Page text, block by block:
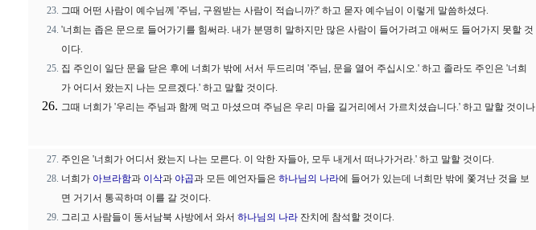
그때 어떤 사람이 예수님께 '주님, 구원받는 사람이 적습니까?' 하고 묻자 예수님이 이렇게 말씀하셨다.
'너희는 좁은 문으로 들어가기를 힘써라. 내가 분명히 말하지만 많은 사람이 들어가려고 애써도 들어가지 못할 것
이다.
집 주인이 일단 문을 닫은 후에 너희가 밖에 서서 두드리며 '주님, 문을 열어 주십시오.' 하고 졸라도 주인은 '너희
가 어디서 왔는지 나는 모르겠다.' 하고 말할 것이다.
그때 너희가 '우리는 주님과 함께 먹고 마셨으며 주님은 우리 마을 길거리에서 가르치셨습니다.' 하고 말할 것이나
주인은 '너희가 어디서 왔는지 나는 모른다. 이 악한 자들아, 모두 내게서 떠나가거라.' 하고 말할 것이다.
너희가 아브라함과 이삭과 야곱과 모든 예언자들은 하나님의 나라에 들어가 있는데 너희만 밖에 쫓겨난 것을 보
면 거기서 통곡하며 이를 갈 것이다.
그리고 사람들이 동서남북 사방에서 와서 하나님의 나라 잔치에 참석할 것이다.